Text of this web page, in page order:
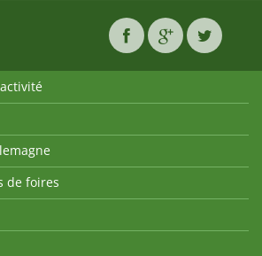
de foires